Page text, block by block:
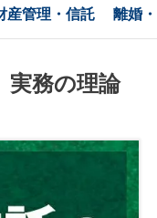
産管理・信託 離婚
務の理論